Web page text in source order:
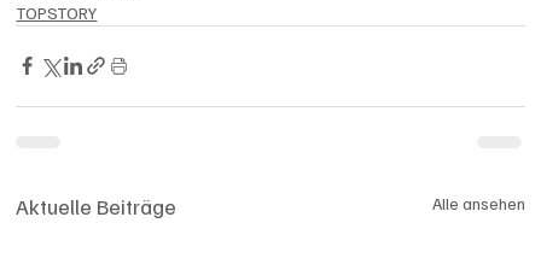
TOPSTORY
Aktuelle Beiträge Alle ansehen